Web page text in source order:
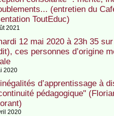
(entretien du
ToutEduc)
2021
12 mai 2020 à 23h 35
ces personnes d’origine
2020
d’apprentissage à
pédagogique"
2020